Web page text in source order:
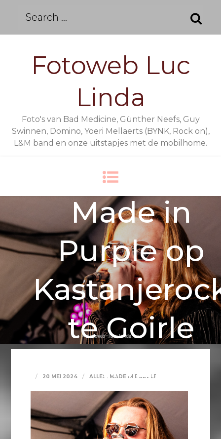
content
Search
Fotoweb Luc
Linda
Foto's van Bad Medicine, Günther Neefs, Guy
Swinnen, Domino, Yoeri Mellaerts (BYNK, Rock on),
L&M band en onze uitstapjes met de mobilhome.
19-05-2024
Made in
Purple op
te Goirle
(NL)
20 MEI 2024 ALLES , MADE IN PURPLE